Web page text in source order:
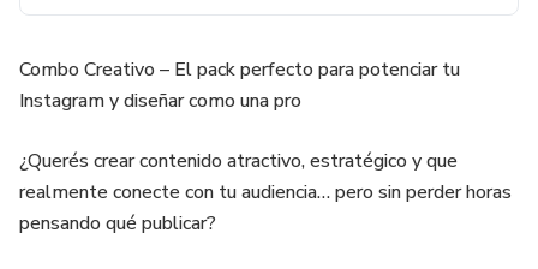
Combo Creativo – El pack perfecto para potenciar tu
Instagram y diseñar como una pro
¿Querés crear contenido atractivo, estratégico y que
realmente conecte con tu audiencia… pero sin perder horas
pensando qué publicar?